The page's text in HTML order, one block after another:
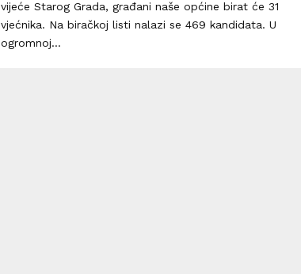
vijeće Starog Grada, građani naše općine birat će 31
vjećnika. Na biračkoj listi nalazi se 469 kandidata. U
ogromnoj...